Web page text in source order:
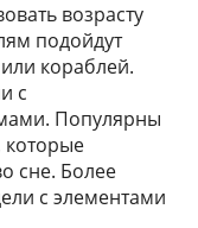
возрасту
подойдут
кораблей.
с
Популярны
которые
сне. Более
с элементами